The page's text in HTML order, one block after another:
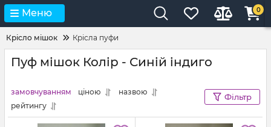
Меню 0
Крісло мішок Крісла пуфи
Пуф мішок Колір - Синій індиго
замовчуванням ціною
назвою
рейтингу
Фільтр